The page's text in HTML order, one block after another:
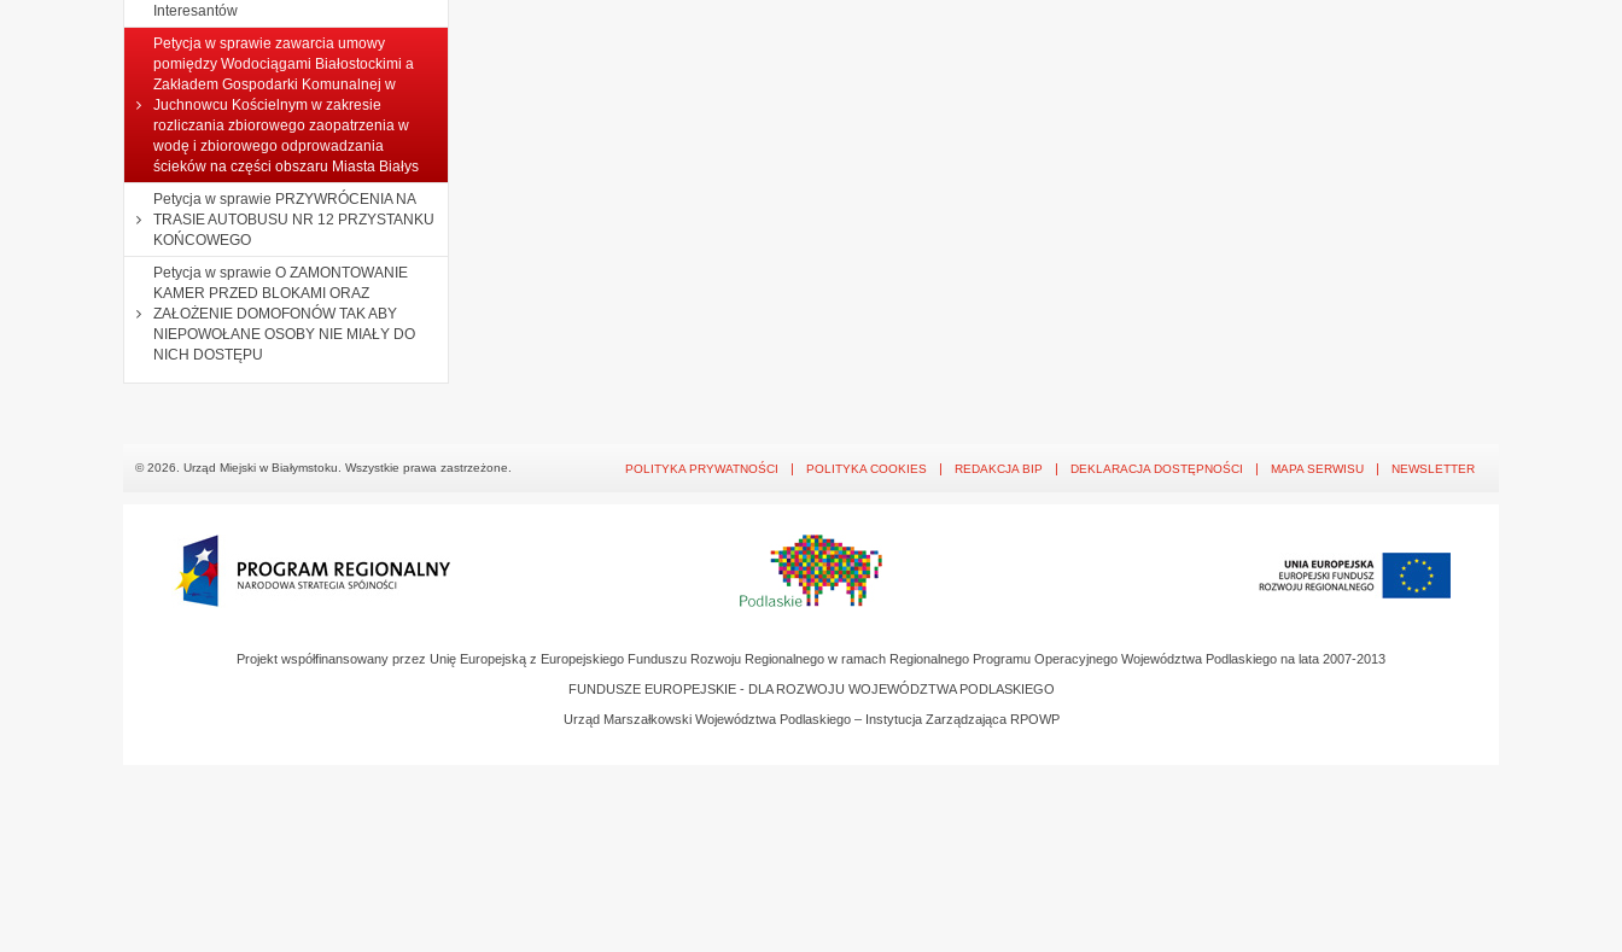
Interesantów
Petycja w sprawie zawarcia umowy
pomiędzy Wodociągami Białostockimi a
Zakładem Gospodarki Komunalnej w
Juchnowcu Kościelnym w zakresie
rozliczania zbiorowego zaopatrzenia w
wodę i zbiorowego odprowadzania
ścieków na części obszaru Miasta Białys
Petycja w sprawie PRZYWRÓCENIA NA
TRASIE AUTOBUSU NR 12 PRZYSTANKU
KOŃCOWEGO
Petycja w sprawie O ZAMONTOWANIE
KAMER PRZED BLOKAMI ORAZ
ZAŁOŻENIE DOMOFONÓW TAK ABY
NIEPOWOŁANE OSOBY NIE MIAŁY DO
NICH DOSTĘPU
© 2026. Urząd Miejski w Białymstoku. Wszystkie prawa zastrzeżone. POLITYKA PRYWATNOŚCI POLITYKA COOKIES REDAKCJA BIP DEKLARACJA DOSTĘPNOŚCI MAPA SERWISU NEWSLETTER
Projekt współfinansowany przez Unię Europejską z Europejskiego Funduszu Rozwoju Regionalnego w ramach Regionalnego Programu Operacyjnego Województwa Podlaskiego na lata 2007-2013
FUNDUSZE EUROPEJSKIE - DLA ROZWOJU WOJEWÓDZTWA PODLASKIEGO
Urząd Marszałkowski Województwa Podlaskiego – Instytucja Zarządzająca RPOWP